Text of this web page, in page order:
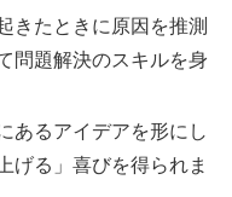
きたときに原因を推測
問題解決のスキルを身
あるアイデアを形にし
げる」喜びを得られま